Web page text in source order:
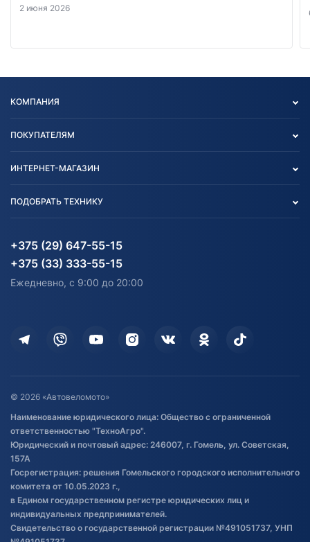
2 июня 2026
КОМПАНИЯ
Блог
Карта сайта
ПОКУПАТЕЛЯМ
Согласие на обработку
Информация до получения
согласия на обработку
Доставка
Дополнительные услуги
Оставить отзыв
Договор публичной оферты
Обработка файлов cookie
Постановка транспорта на учет
Обновления в ЭПТС 2024
ИНТЕРНЕТ-МАГАЗИН
Агротехника
Водный транспорт
Электротранспорт
Здоровье
ПОДОБРАТЬ ТЕХНИКУ
Агротехника
Электротранспорт
+375 (29) 647-55-15
+375 (33) 333-55-15
Ежедневно, с 9:00 до 20:00
© 2026 «Автовеломото»
Наименование юридического лица: Общество с ограниченной
ответственностью "ТехноАгро".
Юридический и почтовый адрес: 246007, г. Гомель, ул. Советская,
157А
Госрегистрация: решения Гомельского городского исполнительного
комитета от 10.05.2023 г.,
в Едином государственном регистре юридических лиц и
индивидуальных предпринимателей.
Свидетельство о государственной регистрации №491051737, УНП